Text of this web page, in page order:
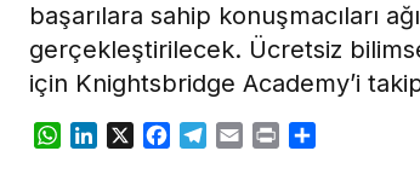
başarılara sahip konuşmacıları
gerçekleştirilecek. Ücretsiz
için Knightsbridge Academy’i
WhatsApp
LinkedIn
X Facebook
Telegram
Email Print